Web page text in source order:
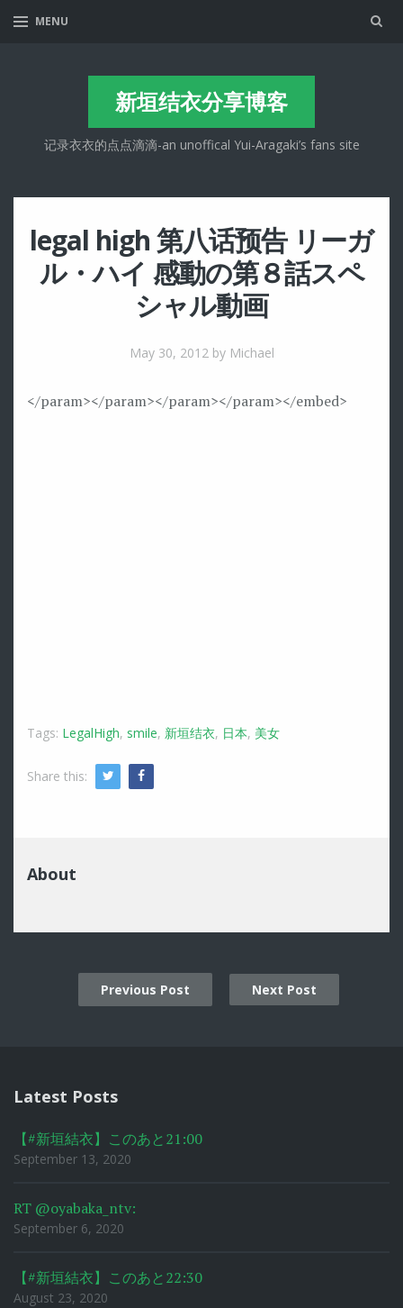
MENU
新垣结衣分享博客
记录衣衣的点点滴滴-an unoffical Yui-Aragaki’s fans site
legal high 第八话预告 リーガ
ル・ハイ 感動の第８話スペ
シャル動画
May 30, 2012by Michael
</param></param></param></param></embed>
Tags: LegalHigh, smile, 新垣结衣, 日本, 美女
Share this: Twitter
About
Previous Post Next Post
Latest Posts
【#新垣結衣】このあと21:00
September 13, 2020
RT @oyabaka_ntv:
September 6, 2020
【#新垣結衣】このあと22:30
August 23, 2020